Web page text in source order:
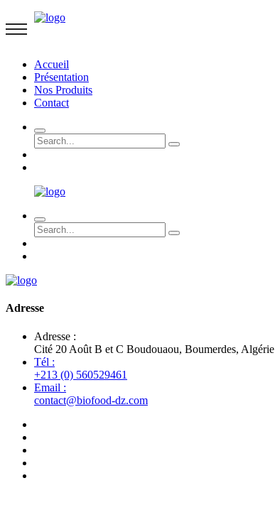
Accueil
Présentation
Nos Produits
Contact
Adresse
Adresse :
Cité 20 Août B et C Boudouaou, Boumerdes, Algérie
Tél :
+213 (0) 560529461
Email :
contact@biofood-dz.com